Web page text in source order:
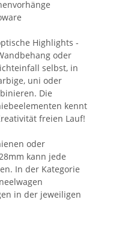
Highlights -
oder
selbst, in
uni oder
Die
kennt
freien Lauf!
oder
kann jede
In der Kategorie
in der jeweiligen